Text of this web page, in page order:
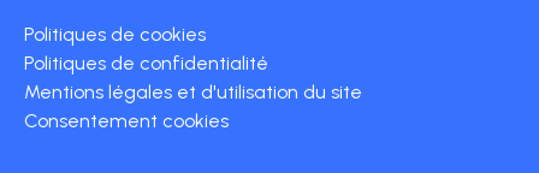
Politiques de cookies
Politiques de confidentialité
Mentions légales et d'utilisation du site
Consentement cookies